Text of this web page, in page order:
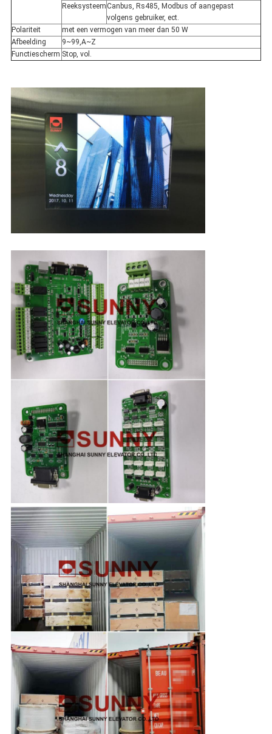
ReeksysteemCanbus, Rs485, Modbus of aangepast
volgens gebruiker, ect.
Polariteit
met een vermogen van meer dan 50 W
Afbeelding
9~99,A~Z
Functiescherm Stop, vol.